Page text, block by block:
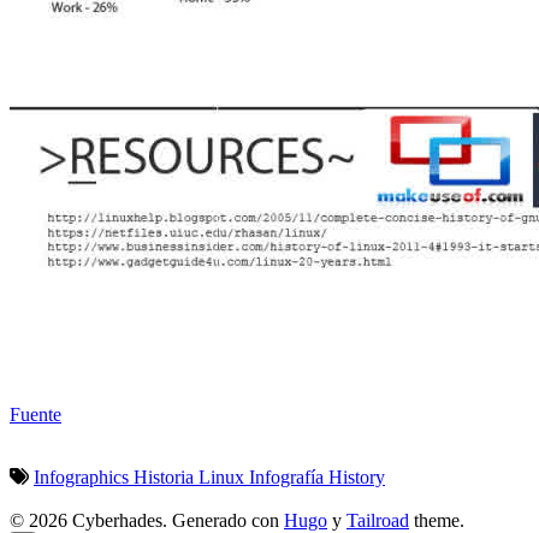
Fuente
Infographics Historia Linux Infografía History
© 2026 Cyberhades. Generado con Hugo y Tailroad theme.